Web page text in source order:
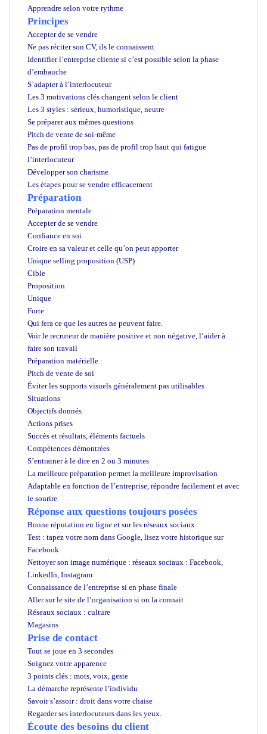
Apprendre selon votre rythme
Principes
Accepter de se vendre
Ne pas réciter son CV, ils le connaissent
Identifier l’entreprise cliente si c’est possible selon la phase
d’embauche
S’adapter à l’interlocuteur
Les 3 motivations clés changent selon le client
Les 3 styles : sérieux, humoristique, neutre
Se préparer aux mêmes questions
Pitch de vente de soi-même
Pas de profil trop bas, pas de profil trop haut qui fatigue
l’interlocuteur
Développer son charisme
Les étapes pour se vendre efficacement
Préparation
Préparation mentale
Accepter de se vendre
Confiance en soi
Croire en sa valeur et celle qu’on peut apporter
Unique selling proposition (USP)
Cible
Proposition
Unique
Forte
Qui fera ce que les autres ne peuvent faire.
Voir le recruteur de manière positive et non négative, l’aider à
faire son travail
Préparation matérielle :
Pitch de vente de soi
Éviter les supports visuels généralement pas utilisables
Situations
Objectifs donnés
Actions prises
Succès et résultats, éléments factuels
Compétences démontrées
S’entrainer à le dire en 2 ou 3 minutes
La meilleure préparation permet la meilleure improvisation
Adaptable en fonction de l’entreprise, répondre facilement et avec
le sourire
Réponse aux questions toujours posées
Bonne réputation en ligne et sur les réseaux sociaux
Test : tapez votre nom dans Google, lisez votre historique sur
Facebook
Nettoyer son image numérique : réseaux sociaux : Facebook,
LinkedIn, Instagram
Connaissance de l’entreprise si en phase finale
Aller sur le site de l’organisation si on la connait
Réseaux sociaux : culture
Magasins
Prise de contact
Tout se joue en 3 secondes
Soignez votre apparence
3 points clés : mots, voix, geste
La démarche représente l’individu
Savoir s’assoir : droit dans votre chaise
Regarder ses interlocuteurs dans les yeux.
Écoute des besoins du client